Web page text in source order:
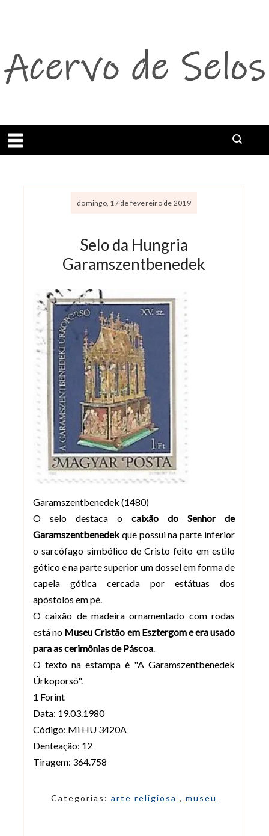
Abrir menu
domingo, 17 de fevereiro de 2019
Selo da Hungria
Garamszentbenedek
Garamszentbenedek (1480)
O selo destaca o caixão do Senhor de
Garamszentbenedekque possui na parte inferior
o sarcófago simbólico de Cristo feito em estilo
gótico e na parte superior um dossel em forma de
capela gótica cercada por estátuas dos
apóstolos em pé.
O caixão de madeira ornamentado com rodas
está no Museu Cristão em Esztergom e era usado
para as cerimônias de Páscoa.
O texto na estampa é "A Garamszentbenedek
Úrkoporsó".
1 Forint
Data: 19.03.1980
Código: Mi HU 3420A
Denteação: 12
Tiragem: 364.758
Categorias: arte religiosa , museu